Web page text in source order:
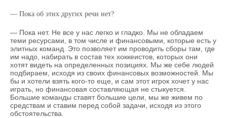
— Пока об этих других речи нет?
— Пока нет. Не все у нас легко и гладко. Мы не обладаем
теми ресурсами, в том числе и финансовыми, которые есть у
элитных команд. Это позволяет им проводить сборы там, где
им надо, набирать в состав тех хоккеистов, которых они
хотят видеть на определенных позициях. Мы же себе людей
подбираем, исходя из своих финансовых возможностей. Мы
бы и хотели взять кого-то еще, и сам этот игрок хочет у нас
играть, но финансовая составляющая не стыкуется.
Большие команды ставят большие цели, мы же живем по
средствам и ставим перед собой задачи, исходя из этого
обстоятельства.